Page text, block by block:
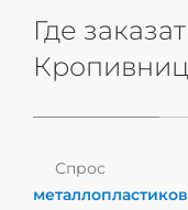
Где
Спрос на